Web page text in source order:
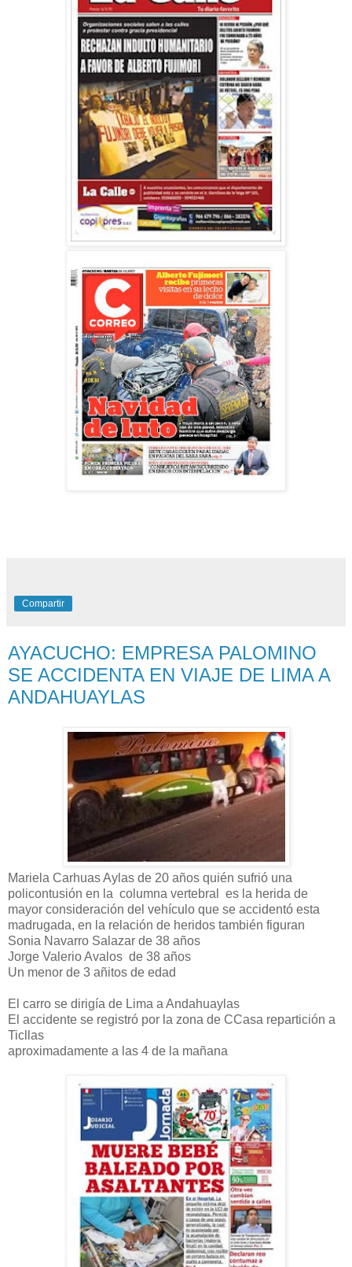
Compartir
AYACUCHO: EMPRESA PALOMINO
SE ACCIDENTA EN VIAJE DE LIMA A
ANDAHUAYLAS
Mariela Carhuas Aylas de 20 años quién sufrió una
policontusión en la columna vertebral es la herida de
mayor consideración del vehículo que se accidentó esta
madrugada, en la relación de heridos también figuran
Sonia Navarro Salazar de 38 años
Jorge Valerio Avalos de 38 años
Un menor de 3 añitos de edad
El carro se dirigía de Lima a Andahuaylas
El accidente se registró por la zona de CCasa repartición a
Ticllas
aproximadamente a las 4 de la mañana